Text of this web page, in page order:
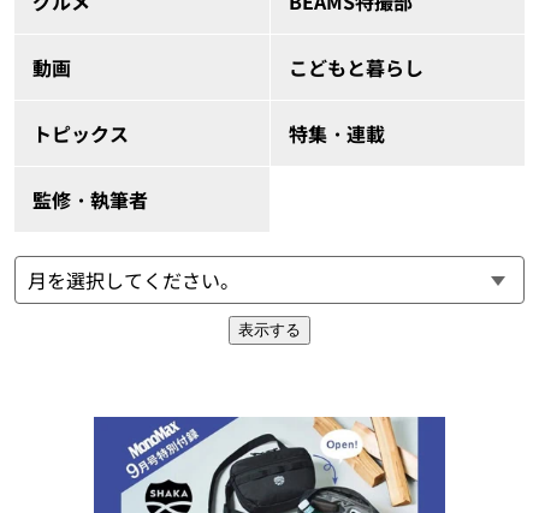
動画 こどもと暮らし
トピックス 特集・連載
監修・執筆者
表示する